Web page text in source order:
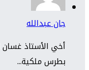
جان عبدالله
أخي الأستاذ
بطرس ملكية...